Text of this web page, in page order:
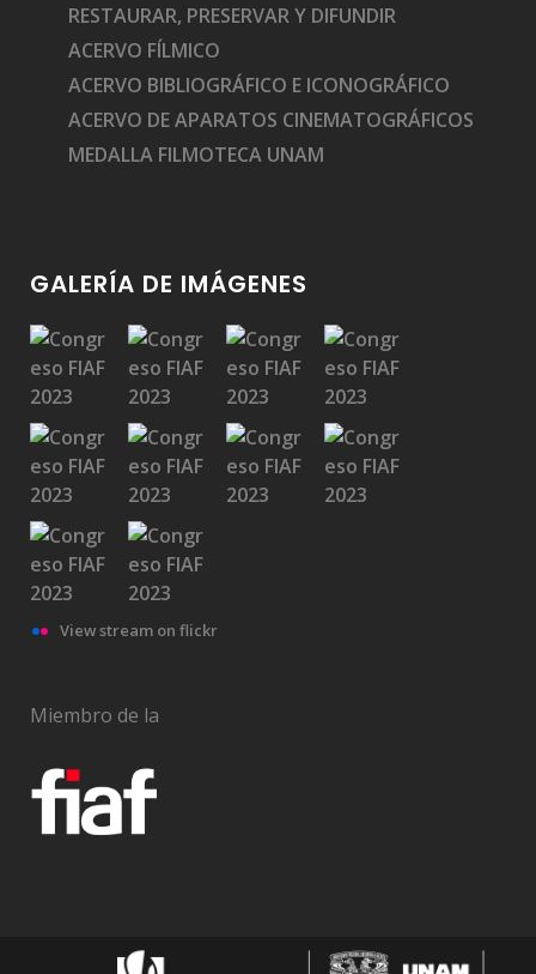
RESTAURAR, PRESERVAR Y DIFUNDIR
ACERVO FÍLMICO
ACERVO BIBLIOGRÁFICO E ICONOGRÁFICO
ACERVO DE APARATOS CINEMATOGRÁFICOS
MEDALLA FILMOTECA UNAM
GALERÍA DE IMÁGENES
View stream on flickr
Miembro de la